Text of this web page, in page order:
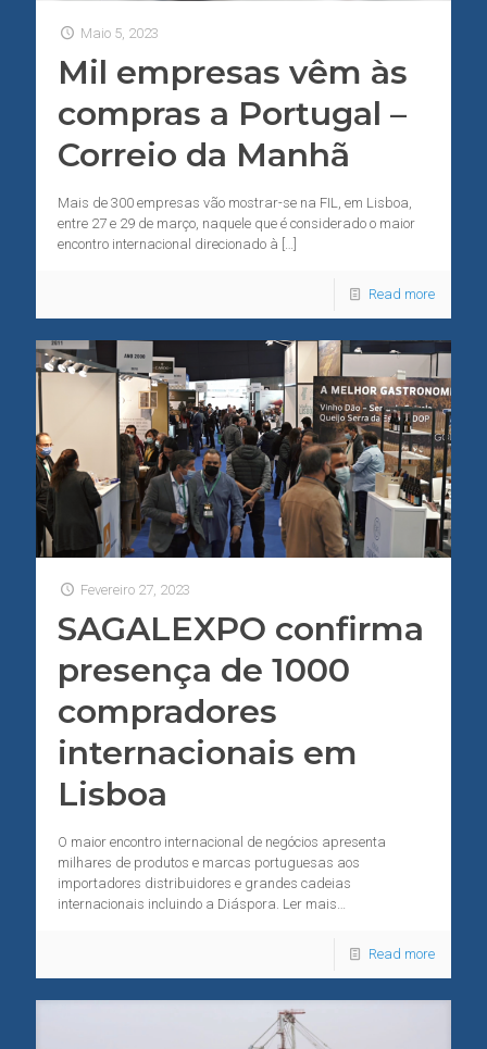
Maio 5, 2023
Mil empresas vêm às
compras a Portugal –
Correio da Manhã
Mais de 300 empresas vão mostrar-se na FIL, em Lisboa,
entre 27 e 29 de março, naquele que é considerado o maior
encontro internacional direcionado à […]
Read more
Fevereiro 27, 2023
SAGALEXPO confirma
presença de 1000
compradores
internacionais em
Lisboa
O maior encontro internacional de negócios apresenta
milhares de produtos e marcas portuguesas aos
importadores distribuidores e grandes cadeias
internacionais incluindo a Diáspora. Ler mais…
Read more